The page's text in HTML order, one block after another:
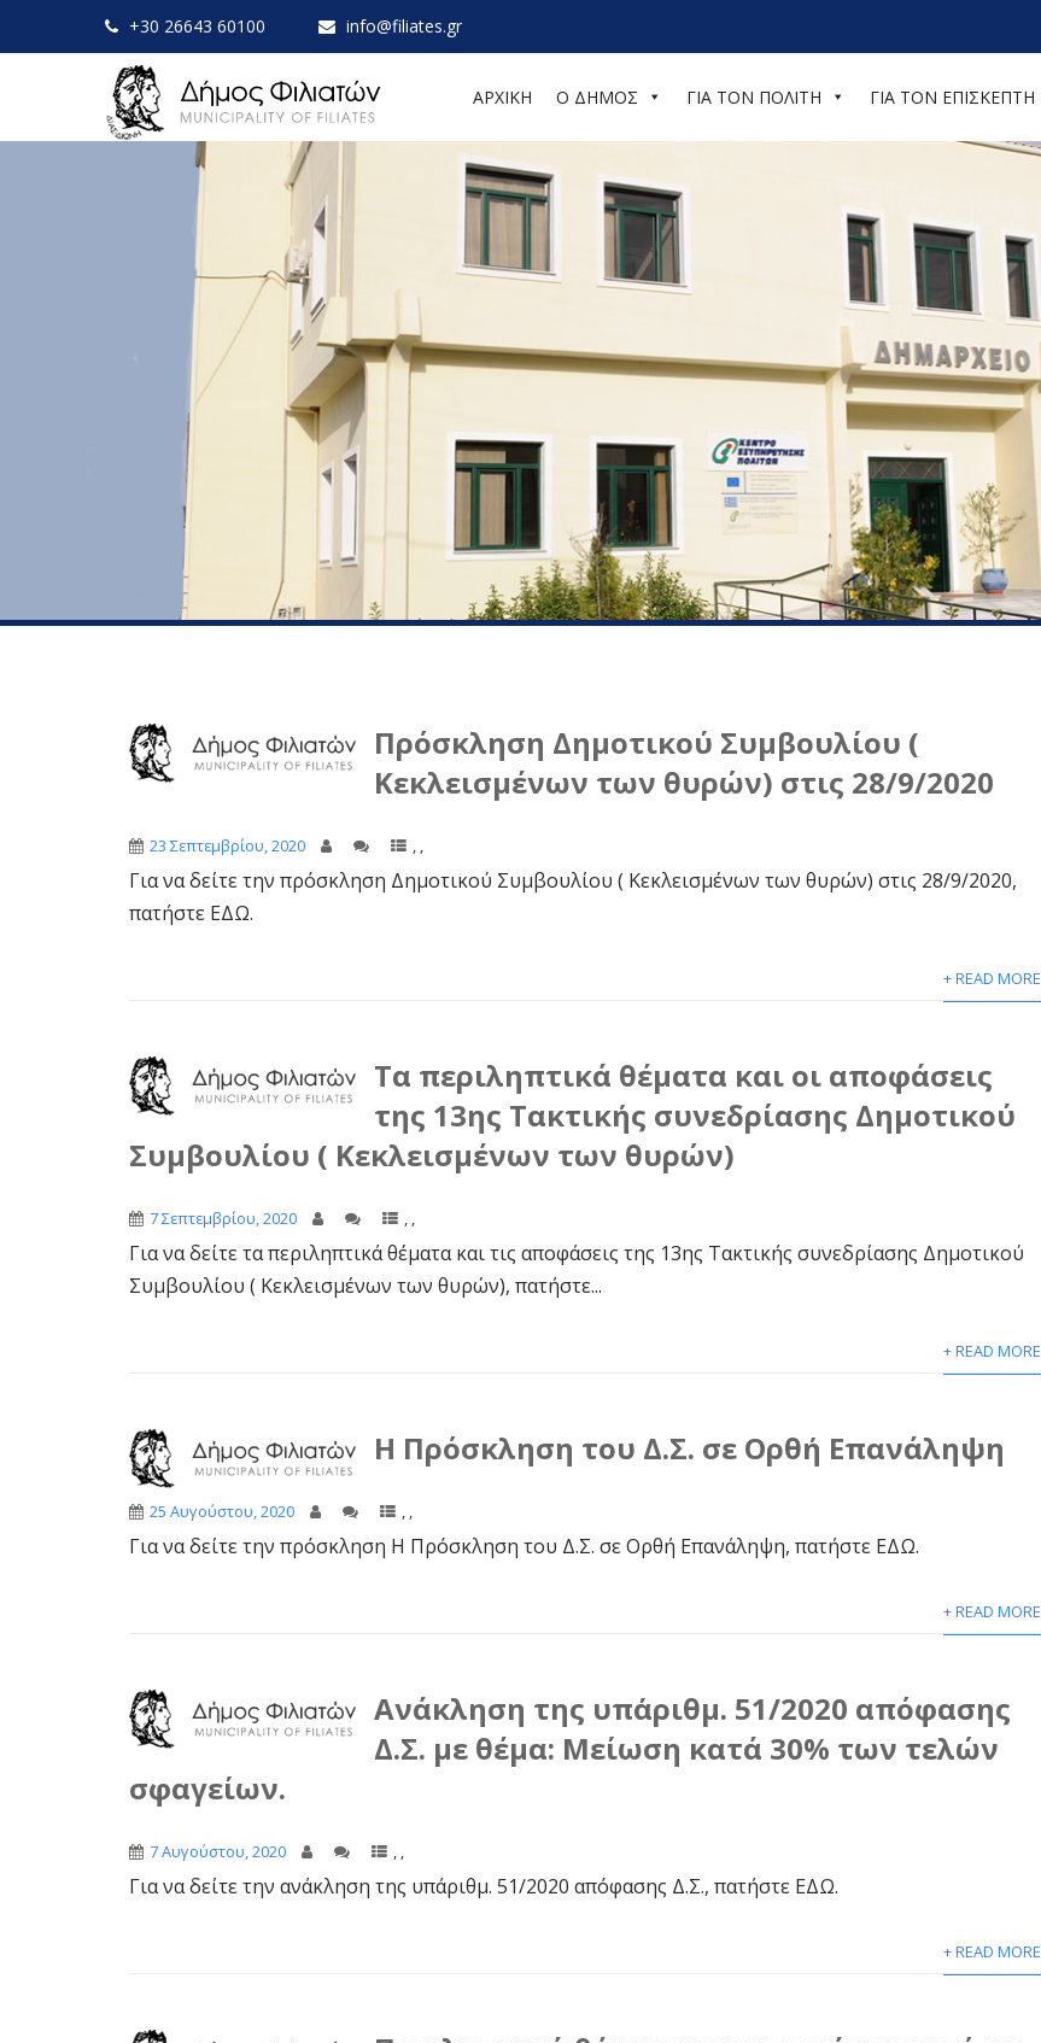
+30 26643 60100 info@filiates.gr
ΑΡΧΙΚΗ Ο ΔΗΜΟΣ ΓΙΑ ΤΟΝ ΠΟΛΙΤΗ ΓΙΑ ΤΟΝ ΕΠΙΣΚΕΠΤΗ
Πρόσκληση Δημοτικού Συμβουλίου (
Κεκλεισμένων των θυρών) στις 28/9/2020
23 Σεπτεμβρίου, 2020 , ,
Για να δείτε την πρόσκληση Δημοτικού Συμβουλίου ( Κεκλεισμένων των θυρών) στις 28/9/2020,
πατήστε ΕΔΩ.
+ READ MORE
Τα περιληπτικά θέματα και οι αποφάσεις
της 13ης Τακτικής συνεδρίασης Δημοτικού
Συμβουλίου ( Κεκλεισμένων των θυρών)
7 Σεπτεμβρίου, 2020 , ,
Για να δείτε τα περιληπτικά θέματα και τις αποφάσεις της 13ης Τακτικής συνεδρίασης Δημοτικού
Συμβουλίου ( Κεκλεισμένων των θυρών), πατήστε...
+ READ MORE
Η Πρόσκληση του Δ.Σ. σε Ορθή Επανάληψη
25 Αυγούστου, 2020 , ,
Για να δείτε την πρόσκληση Η Πρόσκληση του Δ.Σ. σε Ορθή Επανάληψη, πατήστε ΕΔΩ.
+ READ MORE
Ανάκληση της υπ΄αριθμ. 51/2020 απόφασης
Δ.Σ. με θέμα: Μείωση κατά 30% των τελών
σφαγείων.
7 Αυγούστου, 2020 , ,
Για να δείτε την ανάκληση της υπ΄αριθμ. 51/2020 απόφασης Δ.Σ., πατήστε ΕΔΩ.
+ READ MORE